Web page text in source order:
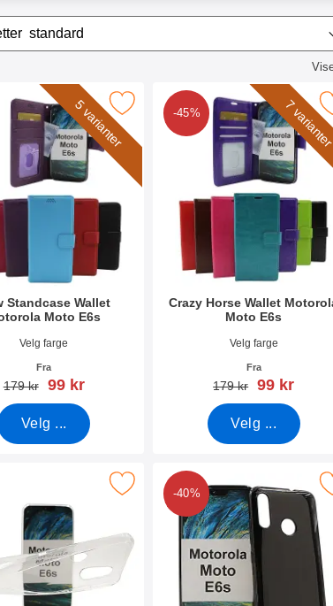
sorter
standard
5 varianter
Standcase Wallet
Moto E6s
37188
Velg farge
Fra
gammel pris
179 kr ny pris
99 kr
Velg ...
Standcase Wallet Motorola Moto E6s som favoritt
7
-45%
Crazy Horse Wallet
Moto E6s
Varenummer 37189
Velg farge
Fra
gammel pris
179 kr ny pris
99 kr
Velg ...
Merk crazy Horse Wallet
Thin TPU Deksel Motorola Moto E6s som favoritt
-40%
Merk tPU-deksel for